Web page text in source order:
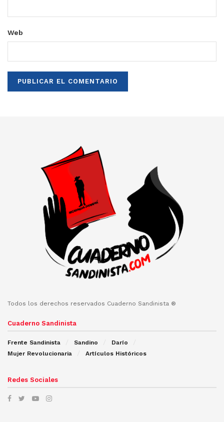
Web
Todos los derechos reservados Cuaderno Sandinista ®
Cuaderno Sandinista
Frente Sandinista Sandino
Darío
Mujer Revolucionaria
Artículos Históricos
Redes Sociales